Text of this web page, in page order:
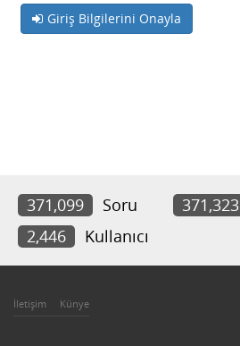
Giriş Bilgilerini Onayla
371,099 Soru 371,323
2,446
Kullanıcı
İletişim Künye